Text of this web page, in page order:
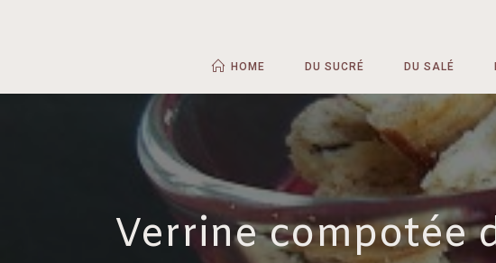
HOME DU SUCRÉ DU SALÉ
Verrine compotée